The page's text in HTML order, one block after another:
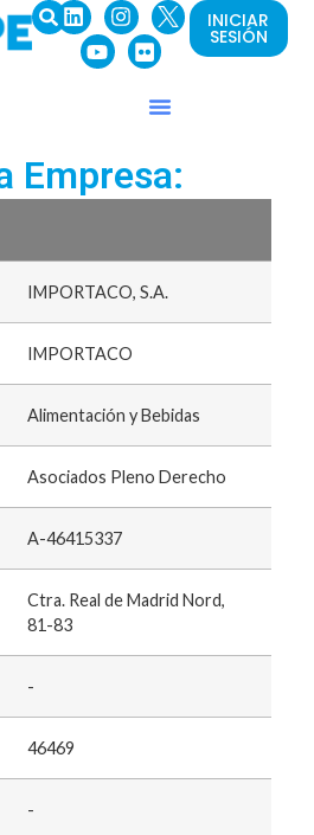
INICIAR
SESIÓN
Empresa:
IMPORTACO, S.A.
IMPORTACO
Alimentación y Bebidas
Asociados Pleno Derecho
A-46415337
Ctra. Real de Madrid Nord,
81-83
-
46469
-